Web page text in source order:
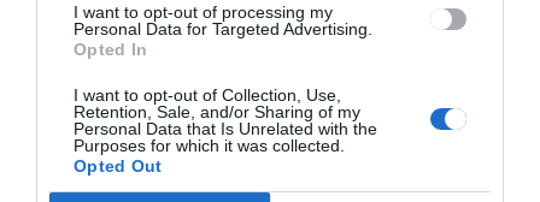
I want to opt-out of processing my
Personal Data for Targeted Advertising.
Opted In
I want to opt-out of Collection, Use,
Retention, Sale, and/or Sharing of my
Personal Data that Is Unrelated with the
Purposes for which it was collected.
Opted Out
HÍRLISTA
Őszi felvételi a Sapientián